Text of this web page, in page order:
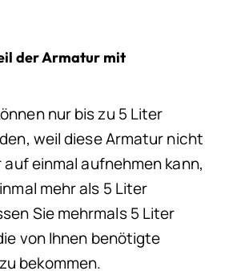
der Armatur mit
nur bis zu 5 Liter
weil diese Armatur nicht
auf einmal aufnehmen kann,
mehr als 5 Liter
Sie mehrmals 5 Liter
von Ihnen benötigte
bekommen.